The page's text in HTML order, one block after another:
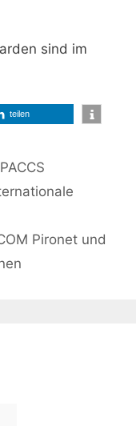
sind im
teilen
Pironet und